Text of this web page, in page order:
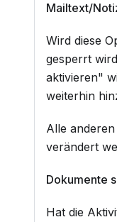
Mailtext/
Wird diese
gesperrt
aktivieren"
weiterhin
Alle
verändert
Dokumente
Hat die